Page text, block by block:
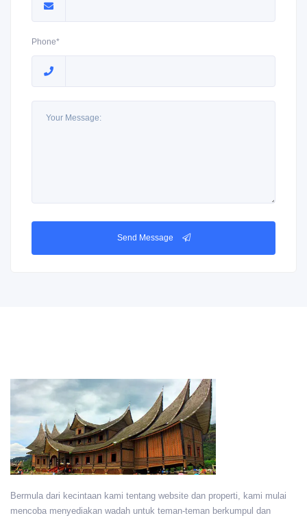
Phone*
Send Message
Bermula dari kecintaan kami tentang website dan properti, kami mulai
mencoba menyediakan wadah untuk teman-teman berkumpul dan